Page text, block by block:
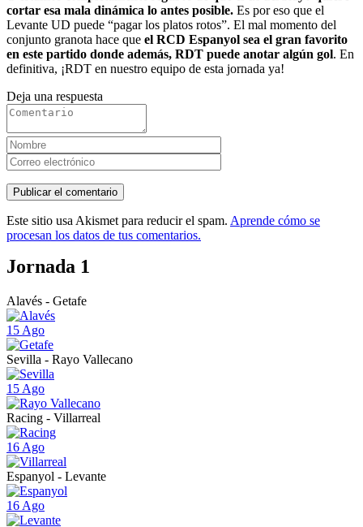
cortar esa mala dinámica lo antes posible. Es por eso que el
Levante UD puede “pagar los platos rotos”. El mal momento del
conjunto granota hace que el RCD Espanyol sea el gran favorito
en este partido donde además, RDT puede anotar algún gol. En
definitiva, ¡RDT en nuestro equipo de esta jornada ya!
Deja una respuesta
Este sitio usa Akismet para reducir el spam. Aprende cómo se
procesan los datos de tus comentarios.
Jornada 1
Alavés - Getafe
15 Ago
Sevilla - Rayo Vallecano
15 Ago
Racing - Villarreal
16 Ago
Espanyol - Levante
16 Ago